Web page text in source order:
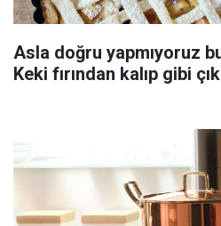
Asla doğru yapmıyoruz
Keki fırından kalıp gibi